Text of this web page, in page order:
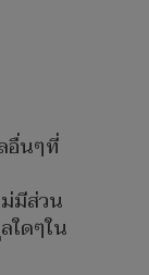
อื่นๆที่
มีส่วน
ใดๆใน